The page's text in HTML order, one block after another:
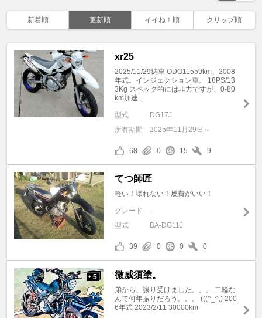
新着順 更新順 イイね！順 クリップ順
xr25
2025/11/29納車 ODO11559km、2008
年式。インジェクション車。 18PS/13
3Kg スペック的には非力ですが、0-80
km加速 ...
型式
DG17J
所有期間
2025年11月29日～
68 0 15 9
てつ師匠
軽い！壊れない！燃費がいい！
グレード
-
型式
BA-DG11J
39 0 0 0
+ 5 微威須塗。
弟から、譲り受けました。。。 二輪な
んて何年振りだろう。。。 (((^_^;) 200
6年式 2023/2/11 30000km